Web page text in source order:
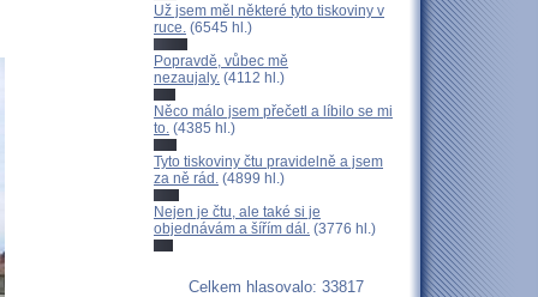
Už jsem měl některé tyto tiskoviny v
ruce. (6545 hl.)
Popravdě, vůbec mě
nezaujaly. (4112 hl.)
Něco málo jsem přečetl a líbilo se mi
to. (4385 hl.)
Tyto tiskoviny čtu pravidelně a jsem
za ně rád. (4899 hl.)
Nejen je čtu, ale také si je
objednávám a šířím dál. (3776 hl.)
Celkem hlasovalo: 33817